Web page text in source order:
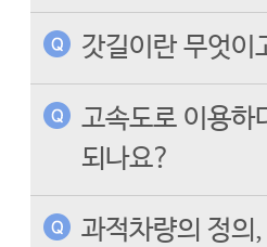
갓길이란 무엇이
고속도로 이용하
되나요?
과적차량의 정의